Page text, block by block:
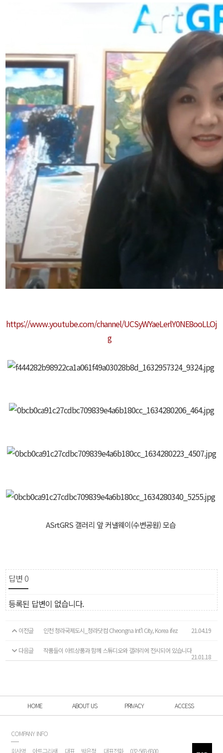
https://www.youtube.com/channel/UCSyWYaeLerlY0NE8ooLLOj
g
ASrtGRS 갤러리 앞 커낼웨이(수변공원) 모습
답변 0
등록된 답변이 없습니다.
이전글 인천 청라국제도시_청라닷컴 Cheongna Int'l City, Korea ifez 21.04.19
다음글 작품들이 아트상품과 함께 스튜디오와 갤러리에 전시되어 있습니다
21.01.18
HOME ABOUT US PRIVACY ACCESS
COMPANY INFO
회사명 아트그리새 대표 박은정 대표전화 032-568-6800